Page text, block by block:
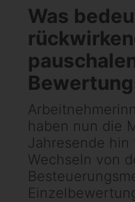
Was
haben nun die
Jahresende
Wechseln von